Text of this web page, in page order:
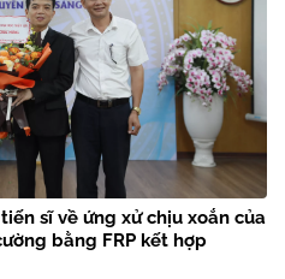
sĩ về ứng xử chịu xoắn của
bằng FRP kết hợp